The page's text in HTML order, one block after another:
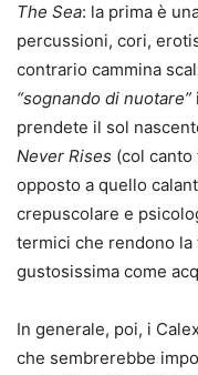
The Sea: la prima è
percussioni, cori,
contrario cammina
“sognando di nuotare”
prendete il sol
Never Rises (col
opposto a quello
crepuscolare e
termici che rendono
gustosissima come
In generale, poi, i
che sembrerebbe